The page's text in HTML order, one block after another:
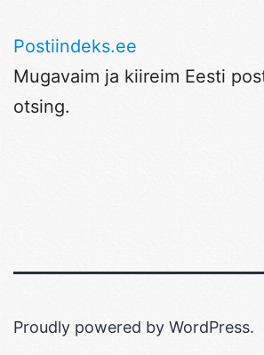
Postiindeks.ee
Mugavaim ja kiireim Eesti
otsing.
Proudly powered by WordPress.